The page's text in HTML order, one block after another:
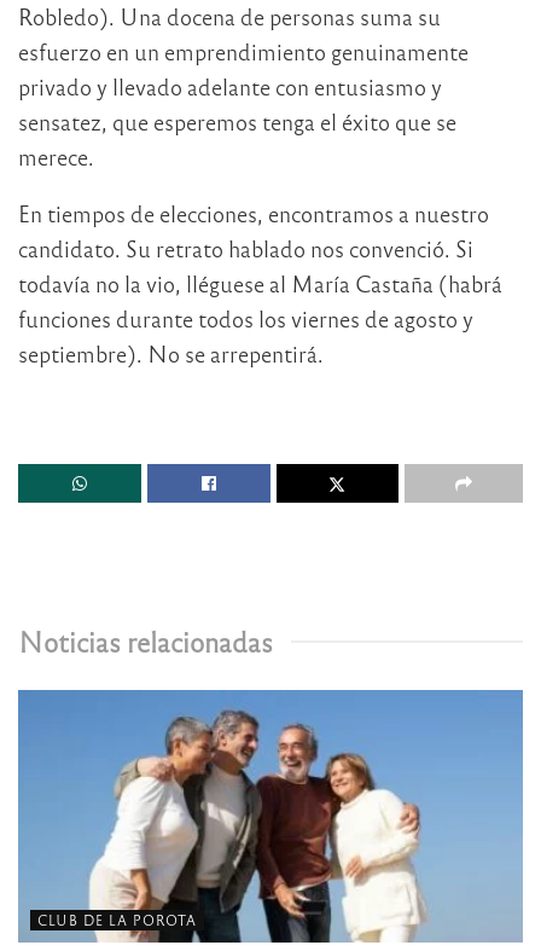
Robledo). Una docena de personas suma su
esfuerzo en un emprendimiento genuinamente
privado y llevado adelante con entusiasmo y
sensatez, que esperemos tenga el éxito que se
merece.
En tiempos de elecciones, encontramos a nuestro
candidato. Su retrato hablado nos convenció. Si
todavía no la vio, lléguese al María Castaña (habrá
funciones durante todos los viernes de agosto y
septiembre). No se arrepentirá.
Noticias relacionadas
CLUB DE LA POROTA